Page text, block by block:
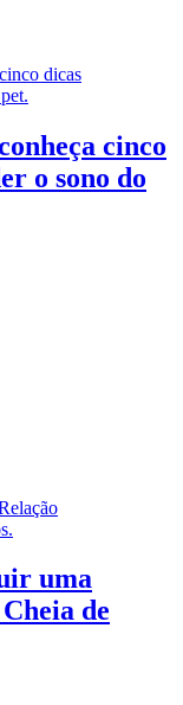
cinco
o sono do
uma
de